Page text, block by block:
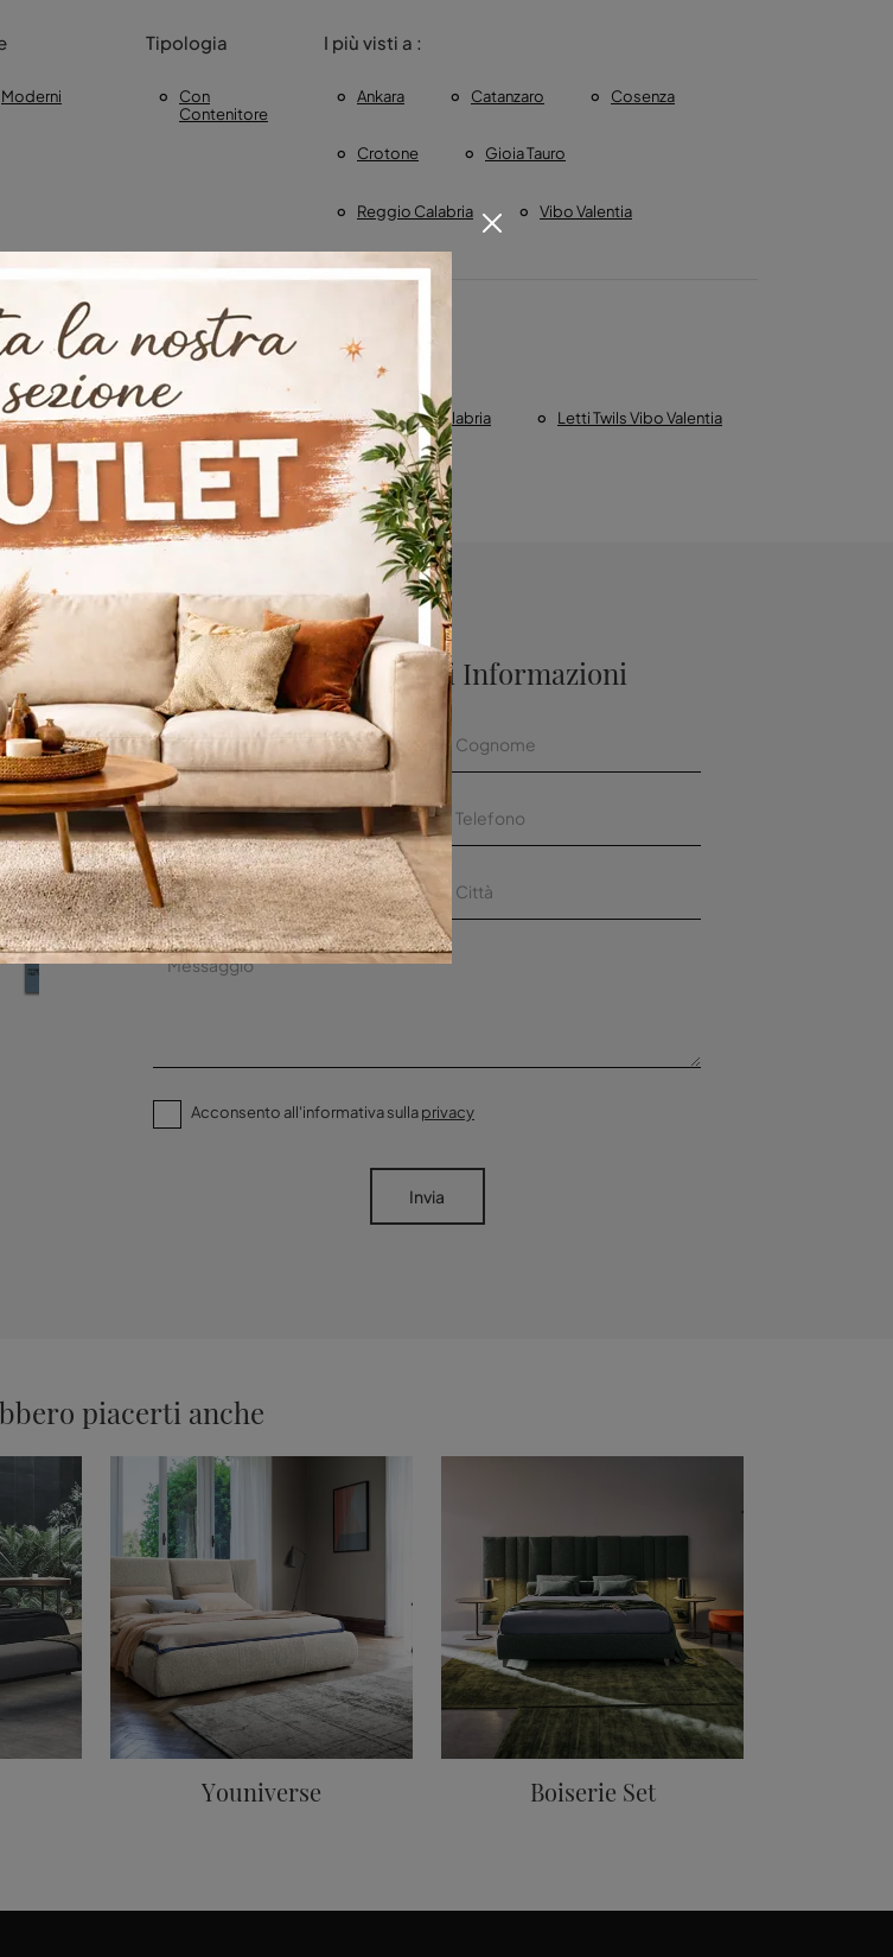
Moderni
Tipologia
Con
Contenitore
I più visti a :
Ankara Catanzaro Cosenza
Crotone Gioia Tauro
Reggio Calabria Vibo Valentia
Letti Twils Gioia Tauro Letti Twils Reggio Calabria Letti Twils Vibo Valentia
Richiedi Maggiori Informazioni
Acconsento all'informativa sullaprivacy
Invia
piacerti anche
Youniverse Boiserie Set